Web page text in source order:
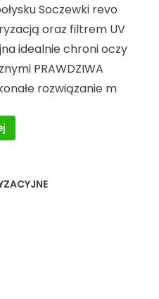
Soczewki revo
oraz filtrem UV
idealnie chroni oczy
PRAWDZIWA
rozwiązanie m